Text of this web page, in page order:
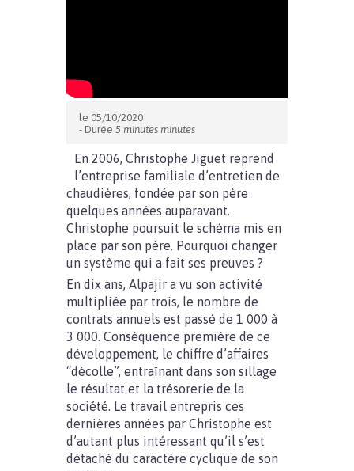
le 05/10/2020
- Durée 5 minutes minutes
En 2006, Christophe Jiguet reprend
l’entreprise familiale d’entretien de
chaudières, fondée par son père
quelques années auparavant.
Christophe poursuit le schéma mis en
place par son père. Pourquoi changer
un système qui a fait ses preuves ?
En dix ans, Alpajir a vu son activité
multipliée par trois, le nombre de
contrats annuels est passé de 1 000 à
3 000. Conséquence première de ce
développement, le chiffre d’affaires
“décolle”, entraînant dans son sillage
le résultat et la trésorerie de la
société. Le travail entrepris ces
dernières années par Christophe est
d’autant plus intéressant qu’il s’est
détaché du caractère cyclique de son